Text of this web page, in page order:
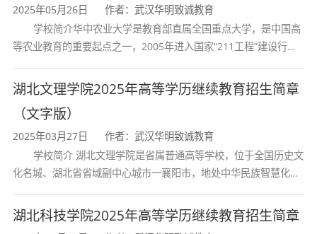
学习形式 非脱产（函授/
学费标准 2250元/年
全程学费
授予学位 经济学学士
特别说明：金融学专业属经管类，文史类和
理工类专科毕业生均可报考，宽口径招生，适
2025年05月26日
作者：武汉华明致诚教育
学校简介华中农业大学是教育部直属全国重点大学，是中国高
等农业教育的重要起点之一，2005年进入国家“211工程”建设行
首轮“双一流”成效
湖北文理学院2025年高等学历继续教育招生简章
（文字版）
2025年03月27日
作者：武汉华明致诚教育
学校简介 湖北文理学院是省属普通高等学校，位于全国历史文
化名城、湖北省省域副中心城市一襄阳市，地处中华民族智慧化身
学校、全国普通
湖北科技学院2025年高等学历继续教育招生简章